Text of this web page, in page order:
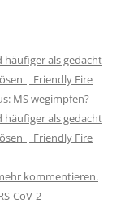
häufiger als gedacht
| Friendly Fire
MS wegimpfen?
häufiger als gedacht
| Friendly Fire
kommentieren.
CoV-2